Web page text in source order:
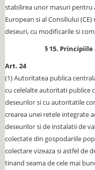
stabilirea unor masuri pentru
European si al Consiliului
deseuri, cu modificarile si
§ 15.
Art. 24
(1) Autoritatea publica
cu celelalte autoritati publice
deseurilor si cu autoritatile
crearea unei retele integrate
deseurilor si de instalatii de
colectate din gospodariile
colectare vizeaza si astfel de
tinand seama de cele mai